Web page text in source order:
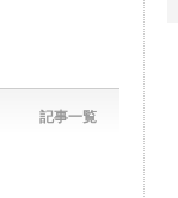
記事一覧